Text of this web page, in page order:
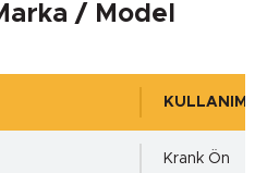
/ Model
KULLANIM
Krank Ön